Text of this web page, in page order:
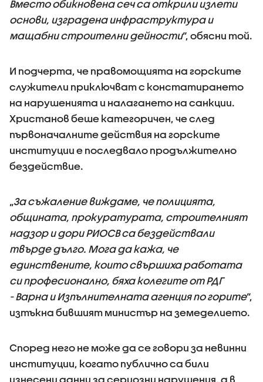
Вместо обикновена сеч са открили излети
основи, изградена инфраструктура и
мащабни строителни дейности“, обясни той.
И подчерта, че правомощията на горските
служители приключват с констатирането
на нарушенията и налагането на санкции.
Христанов беше категоричен, че след
първоначалните действия на горските
институции е последвало продължително
бездействие.
„За съжаление виждаме, че полицията,
общината, прокуратурата, строителният
надзор и дори РИОСВ са бездействали
твърде дълго. Мога да кажа, че
единствените, които свършиха работата
си професионално, бяха колегите от РДГ
- Варна и Изпълнителната агенция по горите“,
изтъкна бившият министър на земеделието.
Според него не може да се говори за невинни
институции, когато публично са били
изнесени данни за сериозни нарушения, а в